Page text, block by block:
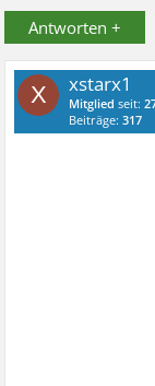
Antworten +
X xstarx1
Mitglied seit:
Beiträge:317